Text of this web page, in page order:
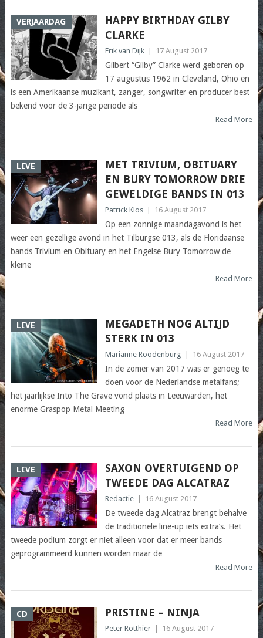
VERJAARDAG
HAPPY BIRTHDAY GILBY
CLARKE
Erik van Dijk 17 August 2017
Gilbert “Gilby” Clarke werd geboren op
17 augustus 1962 in Cleveland, Ohio en
is een Amerikaanse muzikant, zanger, songwriter en producer best
bekend voor de 3-jarige periode als
Read More
LIVE
MET TRIVIUM, OBITUARY
EN BURY TOMORROW DRIE
GEWELDIGE BANDS IN 013
Patrick Klos 16 August 2017
Op een zonnige maandagavond is het
weer een gezellige avond in het Tilburgse 013, als de Floridaanse
bands Trivium en Obituary en het Engelse Bury Tomorrow de
kleine
Read More
LIVE
MEGADETH NOG ALTIJD
STERK IN 013
Marianne Roodenburg 16 August 2017
In de zomer van 2017 was er genoeg te
doen voor de Nederlandse metalfans;
het jaarlijkse Into The Grave vond plaats in Leeuwarden, het
enorme Graspop Metal Meeting
Read More
LIVE
SAXON OVERTUIGEND OP
TWEEDE DAG ALCATRAZ
Redactie 16 August 2017
De tweede dag Alcatraz brengt behalve
de traditionele line-up iets extra’s. Het
tweede podium zorgt er niet alleen voor dat er meer bands
geprogrammeerd kunnen worden maar de
Read More
CD PRISTINE – NINJA
Peter Rotthier 16 August 2017